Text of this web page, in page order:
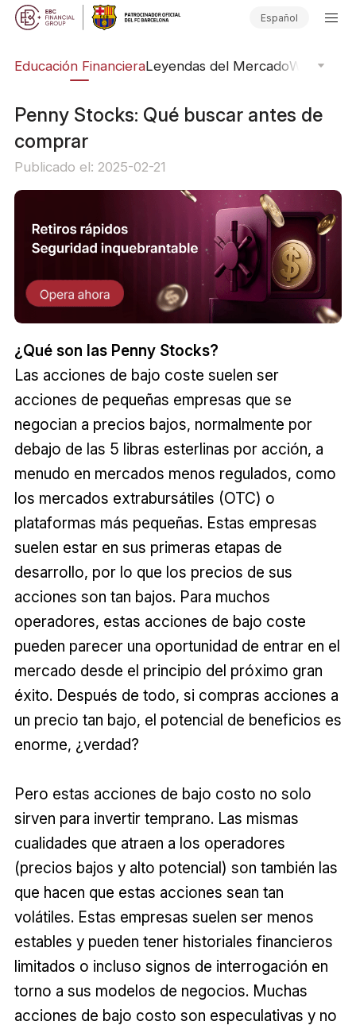
Español
Educación FinancieraLeyendas del MercadoWebinars
Penny Stocks: Qué buscar antes de
comprar
Publicado el: 2025-02-21
¿Qué son las Penny Stocks?
Las acciones de bajo coste suelen ser
acciones de pequeñas empresas que se
negocian a precios bajos, normalmente por
debajo de las 5 libras esterlinas por acción, a
menudo en mercados menos regulados, como
los mercados extrabursátiles (OTC) o
plataformas más pequeñas. Estas empresas
suelen estar en sus primeras etapas de
desarrollo, por lo que los precios de sus
acciones son tan bajos. Para muchos
operadores, estas acciones de bajo coste
pueden parecer una oportunidad de entrar en el
mercado desde el principio del próximo gran
éxito. Después de todo, si compras acciones a
un precio tan bajo, el potencial de beneficios es
enorme, ¿verdad?
Pero estas acciones de bajo costo no solo
sirven para invertir temprano. Las mismas
cualidades que atraen a los operadores
(precios bajos y alto potencial) son también las
que hacen que estas acciones sean tan
volátiles. Estas empresas suelen ser menos
estables y pueden tener historiales financieros
limitados o incluso signos de interrogación en
torno a sus modelos de negocios. Muchas
acciones de bajo costo son especulativas y no